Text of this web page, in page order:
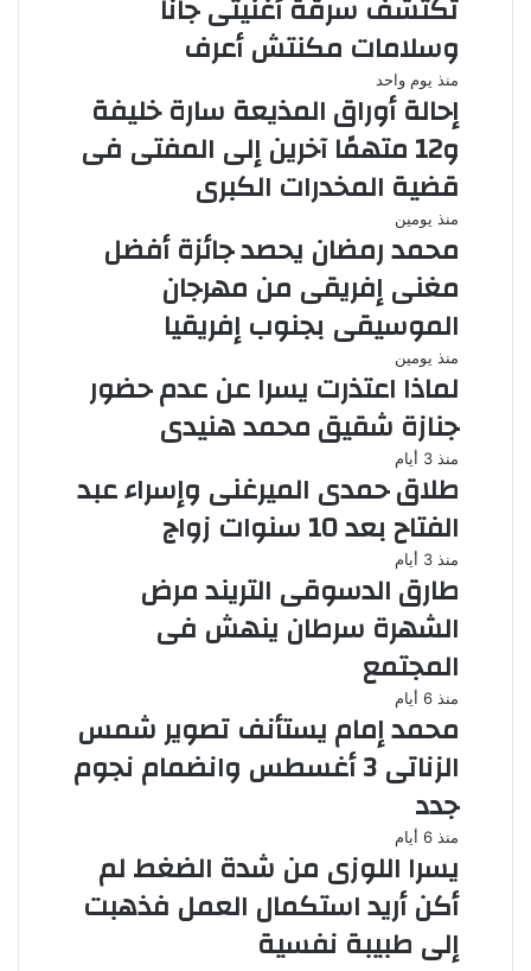
تكتشف سرقة أغنيتى جانا
وسلامات مكنتش أعرف
منذ يوم واحد
إحالة أوراق المذيعة سارة خليفة
و12 متهمًا آخرين إلى المفتى فى
قضية المخدرات الكبرى
منذ يومين
محمد رمضان يحصد جائزة أفضل
مغنى إفريقى من مهرجان
الموسيقى بجنوب إفريقيا
منذ يومين
لماذا اعتذرت يسرا عن عدم حضور
جنازة شقيق محمد هنيدى
منذ 3 أيام
طلاق حمدى الميرغنى وإسراء عبد
الفتاح بعد 10 سنوات زواج
منذ 3 أيام
طارق الدسوقى التريند مرض
الشهرة سرطان ينهش فى
المجتمع
منذ 6 أيام
محمد إمام يستأنف تصوير شمس
الزناتى 3 أغسطس وانضمام نجوم
جدد
منذ 6 أيام
يسرا اللوزى من شدة الضغط لم
أكن أريد استكمال العمل فذهبت
إلى طبيبة نفسية